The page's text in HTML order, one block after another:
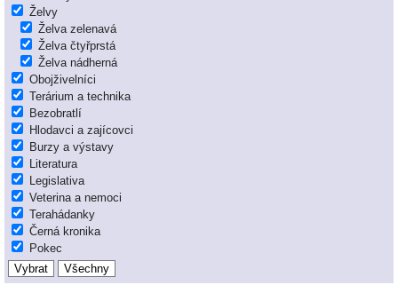
Želvy
Želva zelenavá
Želva čtyřprstá
Želva nádherná
Obojživelníci
Terárium a technika
Bezobratlí
Hlodavci a zajícovci
Burzy a výstavy
Literatura
Legislativa
Veterina a nemoci
Terahádanky
Černá kronika
Pokec